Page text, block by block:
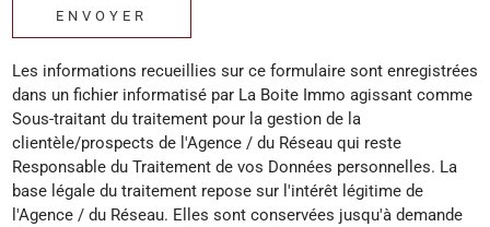
ENVOYER
Les informations recueillies sur ce formulaire sont enregistrées
dans un fichier informatisé par La Boite Immo agissant comme
Sous-traitant du traitement pour la gestion de la
clientèle/prospects de l'Agence / du Réseau qui reste
Responsable du Traitement de vos Données personnelles. La
base légale du traitement repose sur l'intérêt légitime de
l'Agence / du Réseau. Elles sont conservées jusqu'à demande